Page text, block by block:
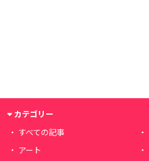
カテゴリー
すべての記事
アート